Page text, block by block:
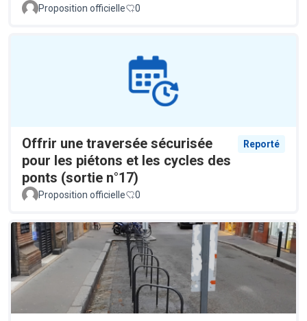
Proposition officielle 0
Offrir une traversée sécurisée
pour les piétons et les cycles des
ponts (sortie n°17)
Reporté
Proposition officielle 0